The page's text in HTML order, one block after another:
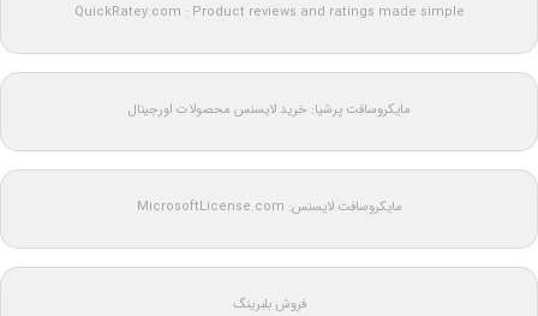
QuickRatey.com : Product reviews and ratings made simple
مایکروسافت پرشیا: خرید لایسنس محصولات اورجینال
مایکروسافت لایسنس: MicrosoftLicense.com
فروش بلبرینگ